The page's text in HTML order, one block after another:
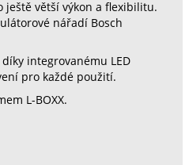
ještě větší výkon a flexibilitu.
nářadí Bosch
integrovanému LED
pro každé použití.
L-BOXX.